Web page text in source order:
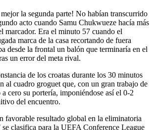
la segunda parte! No habían transcurrido
acto cuando Samu Chukwueze hacía más
marcador. Era el minuto 57 cuando el
marca de la casa recortando de fuera
desde la frontal un balón que terminaría en el
un error del meta rival.
de los croatas durante los 30 minutos
al cuadro groguet que, con un gran trabajo de
a cero su portería, imponiéndose así el 0-2
del encuentro.
favorable resultado global en la eliminatoria
clasifica para la UEFA Conference League